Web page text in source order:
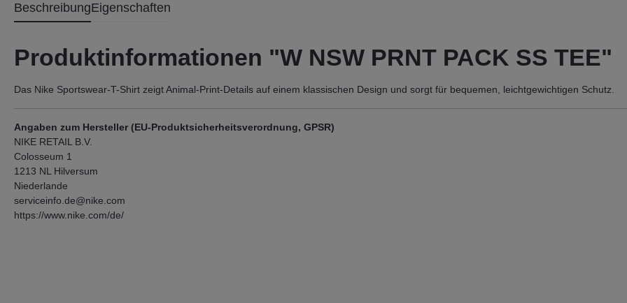
BeschreibungEigenschaften
Produktinformationen "W NSW PRNT PACK SS TEE"
Das Nike Sportswear-T-Shirt zeigt Animal-Print-Details auf einem klassischen Design und sorgt für bequemen, leichtgewichtigen Schutz.
Angaben zum Hersteller (EU-Produktsicherheitsverordnung, GPSR)
NIKE RETAIL B.V.
Colosseum 1
1213 NL Hilversum
Niederlande
serviceinfo.de@nike.com
https://www.nike.com/de/